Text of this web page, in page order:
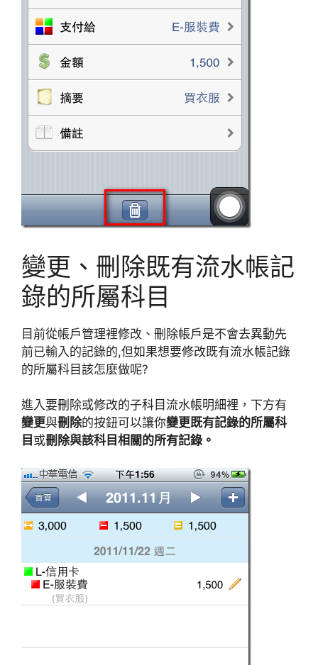
變更、刪除既有流水帳記
錄的所屬科目
目前從帳戶管理裡修改、刪除帳戶是不會去異動先
前已輸入的記錄的,但如果想要修改既有流水帳記錄
的所屬科目該怎麼做呢?
進入要刪除或修改的子科目流水帳明細裡，下方有
變更與刪除的按鈕可以讓你變更既有記錄的所屬科
目 或刪除與該科目相關的所有記錄。